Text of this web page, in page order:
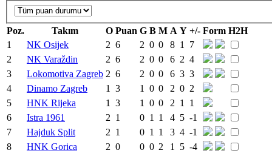
Poz. Takım O Puan G B M A Y +/- Form H2H
1
NK Osijek 2 6 2 0 0 8 1
7
2
NK Varaždin 2 6 2 0 0 6 2 4
3
Lokomotiva Zagreb 2 6 2 0 0 6 3 3
4
Dinamo Zagreb 1 3 1 0 0 2 0 2
5
HNK Rijeka 1 3 1 0 0 2 1
1
6
Istra 1961 2 1 0 1 1 4 5 -1
7
Hajduk Split 2 1 0 1 1 3 4 -1
8
HNK Gorica 2 0 0 0 2 1 5 -4